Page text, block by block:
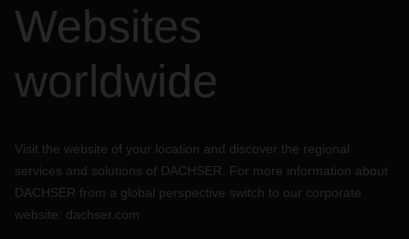
Websites
worldwide
Visit the website of your location and discover the regional
services and solutions of DACHSER. For more information about
DACHSER from a global perspective switch to our corporate
website: dachser.com